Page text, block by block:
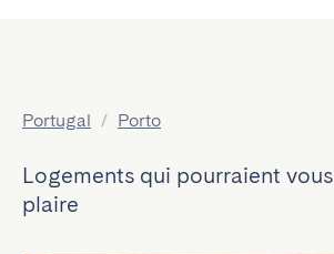
Portugal / Porto
Logements qui pourraient vous
plaire